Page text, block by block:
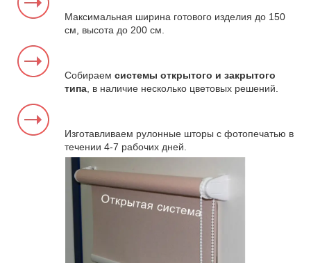
Максимальная ширина готового изделия до 150
см, высота до 200 см.
Собираем системы открытого и закрытого
типа, в наличие несколько цветовых решений.
Изготавливаем рулонные шторы с фотопечатью в
течении 4-7 рабочих дней.